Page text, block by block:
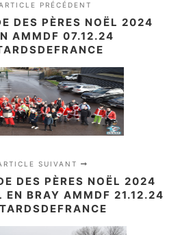
PRÉCÉDENT
DES PÈRES NOËL 2024
AMMDF 07.12.24
SUIVANT
DES PÈRES NOËL 2024
EN BRAY AMMDF 21.12.24